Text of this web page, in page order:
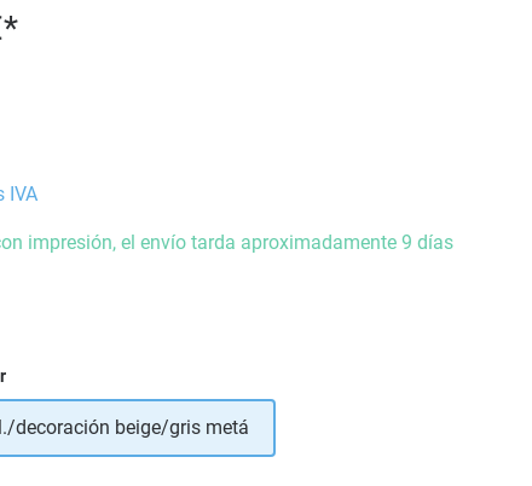
IVA
impresión, el envío tarda aproximadamente 9 días
decoración beige/gris metá